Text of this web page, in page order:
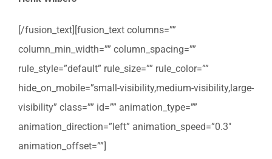
[/fusion_text][fusion_text columns=””
column_min_width=”” column_spacing=””
rule_style=”default” rule_size=”” rule_color=””
hide_on_mobile=”small-visibility,medium-visibility,large-
visibility” class=”” id=”” animation_type=””
animation_direction=”left” animation_speed=”0.3″
animation_offset=””]